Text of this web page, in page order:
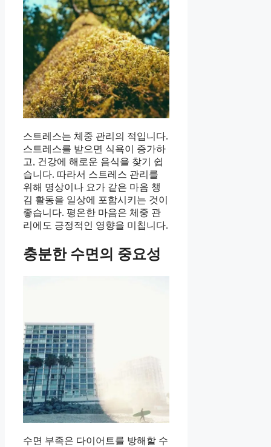
스트레스는 체중 관리의 적입니다.
스트레스를 받으면 식욕이 증가하
고, 건강에 해로운 음식을 찾기 쉽
습니다. 따라서 스트레스 관리를
위해 명상이나 요가 같은 마음 챙
김 활동을 일상에 포함시키는 것이
좋습니다. 평온한 마음은 체중 관
리에도 긍정적인 영향을 미칩니다.
충분한 수면의 중요성
수면 부족은 다이어트를 방해할 수